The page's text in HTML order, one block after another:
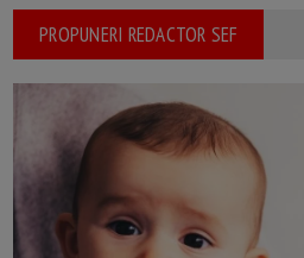
PROPUNERI REDACTOR SEF